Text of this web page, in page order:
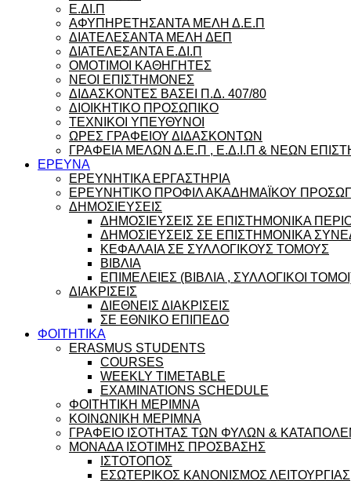
Ε.ΔΙ.Π
ΑΦΥΠΗΡΕΤΗΣΑΝΤΑ ΜΕΛΗ Δ.Ε.Π
ΔΙΑΤΕΛΕΣΑΝΤΑ ΜΕΛΗ ΔΕΠ
ΔΙΑΤΕΛΕΣΑΝΤΑ Ε.ΔΙ.Π
ΟΜΟΤΙΜΟΙ ΚΑΘΗΓΗΤΕΣ
ΝΕΟΙ ΕΠΙΣΤΗΜΟΝΕΣ
ΔΙΔΑΣΚΟΝΤΕΣ ΒΑΣΕΙ Π.Δ. 407/80
ΔΙΟΙΚΗΤΙΚΟ ΠΡΟΣΩΠΙΚΟ
ΤΕΧΝΙΚΟΙ ΥΠΕΥΘΥΝΟΙ
ΩΡΕΣ ΓΡΑΦΕΙΟΥ ΔΙΔΑΣΚΟΝΤΩΝ
ΓΡΑΦΕΙΑ ΜΕΛΩΝ Δ.Ε.Π , Ε.Δ.Ι.Π & ΝΕΩΝ
ΕΡΕΥΝΑ
ΕΡΕΥΝΗΤΙΚΑ ΕΡΓΑΣΤΗΡΙΑ
ΕΡΕΥΝΗΤΙΚΟ ΠΡΟΦΙΛ ΑΚΑΔΗΜΑΪΚΟΥ
ΔΗΜΟΣΙΕΥΣΕΙΣ
ΔΗΜΟΣΙΕΥΣΕΙΣ ΣΕ ΕΠΙΣΤΗΜΟΝΙΚΑ
ΔΗΜΟΣΙΕΥΣΕΙΣ ΣΕ ΕΠΙΣΤΗΜΟΝΙΚΑ
ΚΕΦΑΛΑΙΑ ΣΕ ΣΥΛΛΟΓΙΚΟΥΣ ΤΟΜΟΥΣ
ΒΙΒΛΙΑ
ΕΠΙΜΕΛΕΙΕΣ (ΒΙΒΛΙΑ , ΣΥΛΛΟΓΙΚΟΙ
ΔΙΑΚΡΙΣΕΙΣ
ΔΙΕΘΝΕΙΣ ΔΙΑΚΡΙΣΕΙΣ
ΣΕ ΕΘΝΙΚΟ ΕΠΙΠΕΔΟ
ΦΟΙΤΗΤΙΚΑ
ERASMUS STUDENTS
COURSES
WEEKLY TIMETABLE
EXAMINATIONS SCHEDULE
ΦΟΙΤΗΤΙΚΗ ΜΕΡΙΜΝΑ
ΚΟΙΝΩΝΙΚΗ ΜΕΡΙΜΝΑ
ΓΡΑΦΕΙΟ ΙΣΟΤΗΤΑΣ ΤΩΝ ΦΥΛΩΝ &
ΜΟΝΑΔΑ ΙΣΟΤΙΜΗΣ ΠΡΟΣΒΑΣΗΣ
ΙΣΤΟΤΟΠΟΣ
ΕΣΩΤΕΡΙΚΟΣ ΚΑΝΟΝΙΣΜΟΣ ΛΕΙΤΟΥΡΓΙΑΣ